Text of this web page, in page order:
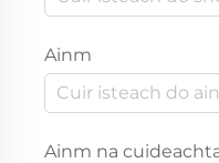
Ainm
Ainm na